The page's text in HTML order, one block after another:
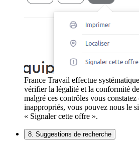
France Travail effectue
vérifier la légalité et la conformité
malgré ces contrôles vous constatez
inappropriés, vous pouvez nous le
« Signaler cette offre ».
8. Suggestions de recherche